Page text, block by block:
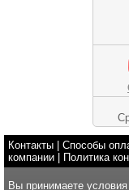
Контакты Способы
компании
Политика
Вы принимаете условия